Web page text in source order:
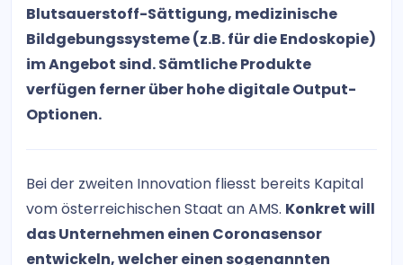
Blutsauerstoff-Sättigung, medizinische
Bildgebungssysteme (z.B. für die Endoskopie)
im Angebot sind. Sämtliche Produkte
verfügen ferner über hohe digitale Output-
Optionen.
Bei der zweiten Innovation fliesst bereits Kapital
vom österreichischen Staat an AMS. Konkret will
das Unternehmen einen Coronasensor
entwickeln, welcher einen sogenannten